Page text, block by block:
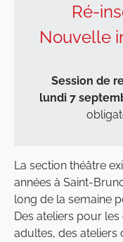
Ré-
Nouvelle
Session de
lundi 7
La section théâtre
années à Saint-
long de la semaine
Des ateliers pour
adultes, des ateliers